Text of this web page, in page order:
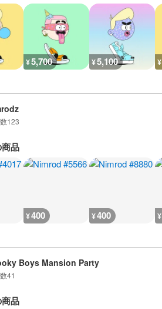
¥5,700 ¥5,100 ¥
123
品
¥400 ¥400 ¥
Boys Mansion Party
41
品